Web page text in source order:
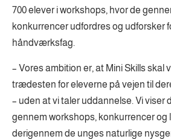
700 elever i workshops, hvor de
konkurrencer udfordres og udforsker
håndværksfag.
– Vores ambition er, at Mini Skills skal
trædesten for eleverne på vejen til
– uden at vi taler uddannelse. Vi viser
gennem workshops, konkurrencer
derigennem de unges naturlige